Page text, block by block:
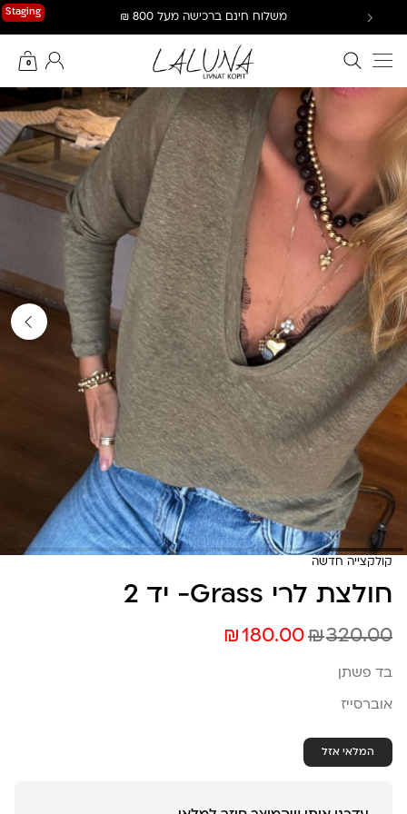
Staging משלוח חינם ברכישה מעל 800 ₪
חיפוש באתר
0
החשבון שלי
קולקצייה חדשה
חולצת לרי Grass- יד 2
₪180.00₪320.00
בד פשתן
אוברסייז
המלאי אזל